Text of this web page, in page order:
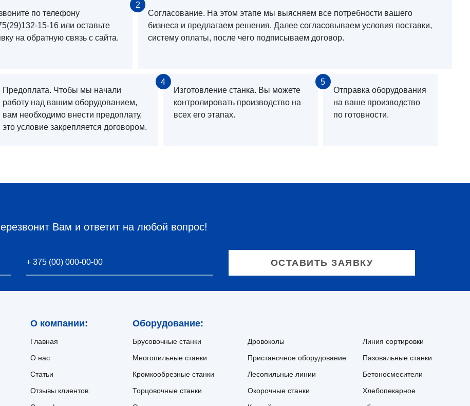
по телефону
15-16 или оставьте
на обратную связь с сайта.
2
Согласование. На этом этапе мы выясняем все потребности вашего
бизнеса и предлагаем решения. Далее согласовываем условия поставки,
систему оплаты, после чего подписываем договор.
Предоплата. Чтобы мы начали
работу над вашим оборудованием,
вам необходимо внести предоплату,
это условие закрепляется договором.
4
Изготовление станка. Вы можете
контролировать производство на
всех его этапах.
5
Отправка оборудования
на ваше производство
по готовности.
Вам и ответит на любой вопрос!
О компании:
Главная
О нас
Статьи
Отзывы клиентов
Оборудование:
Брусовочные станки
Многопильные станки
Кромкообрезные станки
Торцовочные станки
Дровоколы
Пристаночное оборудование
Лесопильные линии
Окорочные станки
Линия сортировки
Пазовальные станки
Бетоносмесители
Хлебопекарное